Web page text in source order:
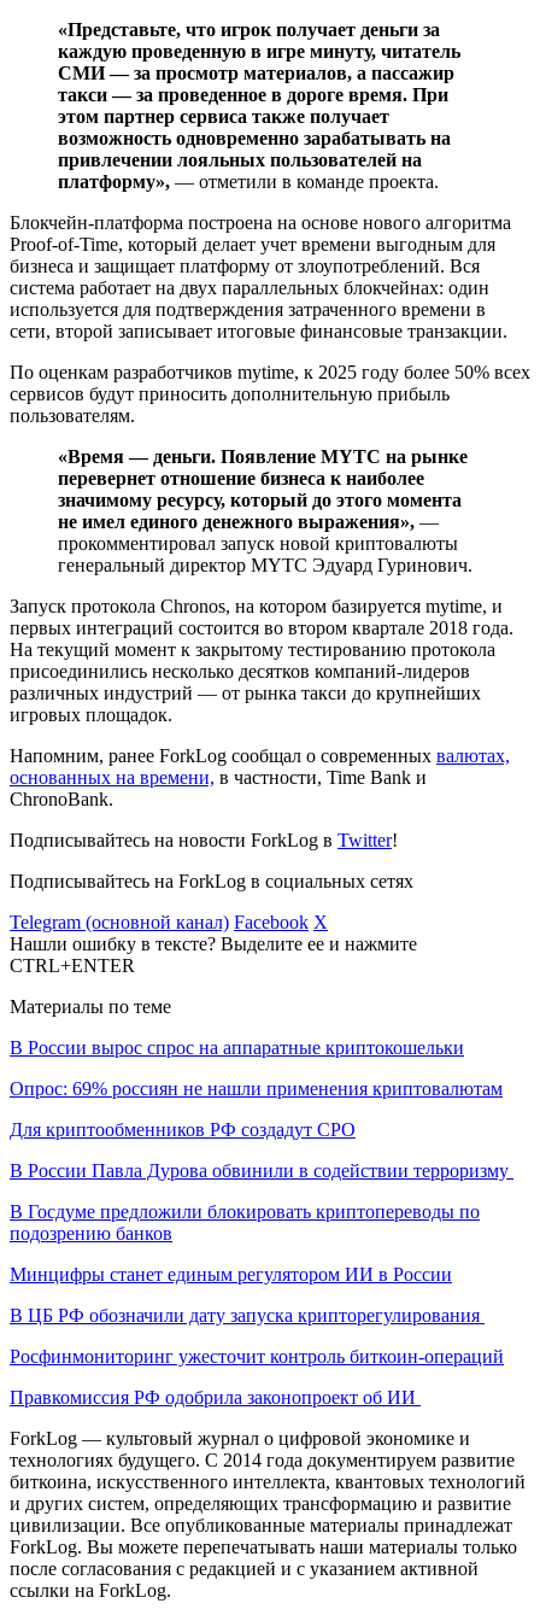
«Представьте, что игрок получает деньги за
каждую проведенную в игре минуту, читатель
СМИ — за просмотр материалов, а пассажир
такси — за проведенное в дороге время. При
этом партнер сервиса также получает
возможность одновременно зарабатывать на
привлечении лояльных пользователей на
платформу», — отметили в команде проекта.
Блокчейн-платформа построена на основе нового алгоритма
Proof-of-Time, который делает учет времени выгодным для
бизнеса и защищает платформу от злоупотреблений. Вся
система работает на двух параллельных блокчейнах: один
используется для подтверждения затраченного времени в
сети, второй записывает итоговые финансовые транзакции.
По оценкам разработчиков mytime, к 2025 году более 50% всех
сервисов будут приносить дополнительную прибыль
пользователям.
«Время — деньги. Появление MYTC на рынке
перевернет отношение бизнеса к наиболее
значимому ресурсу, который до этого момента
не имел единого денежного выражения», —
прокомментировал запуск новой криптовалюты
генеральный директор MYTC Эдуард Гуринович.
Запуск протокола Chronos, на котором базируется mytime, и
первых интеграций состоится во втором квартале 2018 года.
На текущий момент к закрытому тестированию протокола
присоединились несколько десятков компаний-лидеров
различных индустрий — от рынка такси до крупнейших
игровых площадок.
Напомним, ранее ForkLog сообщал о современных валютах,
основанных на времени, в частности, Time Bank и
ChronoBank.
Подписывайтесь на новости ForkLog в Twitter!
Подписывайтесь на ForkLog в социальных сетях
Telegram (основной канал) Facebook X
Нашли ошибку в тексте? Выделите ее и нажмите
CTRL+ENTER
Материалы по теме
В России вырос спрос на аппаратные криптокошельки
Опрос: 69% россиян не нашли применения криптовалютам
Для криптообменников РФ создадут СРО
В России Павла Дурова обвинили в содействии терроризму
В Госдуме предложили блокировать криптопереводы по
подозрению банков
Минцифры станет единым регулятором ИИ в России
В ЦБ РФ обозначили дату запуска крипторегулирования
Росфинмониторинг ужесточит контроль биткоин-операций
Правкомиссия РФ одобрила законопроект об ИИ
ForkLog — культовый журнал о цифровой экономике и
технологиях будущего. С 2014 года документируем развитие
биткоина, искусственного интеллекта, квантовых технологий
и других систем, определяющих трансформацию и развитие
цивилизации. Все опубликованные материалы принадлежат
ForkLog. Вы можете перепечатывать наши материалы только
после согласования с редакцией и с указанием активной
ссылки на ForkLog.